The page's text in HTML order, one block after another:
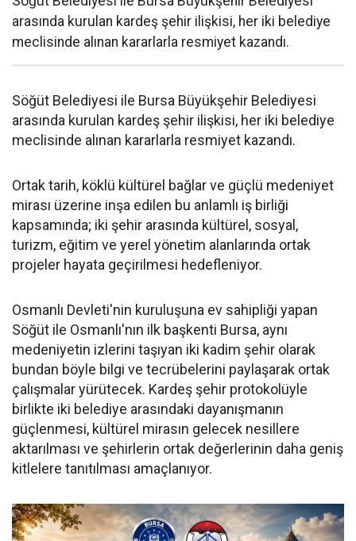
arasında kurulan kardeş şehir ilişkisi, her iki belediye
meclisinde alınan kararlarla resmiyet kazandı.
Söğüt Belediyesi ile Bursa Büyükşehir Belediyesi
arasında kurulan kardeş şehir ilişkisi, her iki belediye
meclisinde alınan kararlarla resmiyet kazandı.
Ortak tarih, köklü kültürel bağlar ve güçlü medeniyet
mirası üzerine inşa edilen bu anlamlı iş birliği
kapsamında; iki şehir arasında kültürel, sosyal,
turizm, eğitim ve yerel yönetim alanlarında ortak
projeler hayata geçirilmesi hedefleniyor.
Osmanlı Devleti'nin kuruluşuna ev sahipliği yapan
Söğüt ile Osmanlı'nın ilk başkenti Bursa, aynı
medeniyetin izlerini taşıyan iki kadim şehir olarak
bundan böyle bilgi ve tecrübelerini paylaşarak ortak
çalışmalar yürütecek. Kardeş şehir protokolüyle
birlikte iki belediye arasındaki dayanışmanın
güçlenmesi, kültürel mirasın gelecek nesillere
aktarılması ve şehirlerin ortak değerlerinin daha geniş
kitlelere tanıtılması amaçlanıyor.